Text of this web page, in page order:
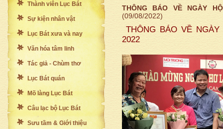
Thành viên Lục Bát
Sự kiện nhân vật
Lục Bát xưa và nay
Văn hóa tâm linh
Tác giả - Chùm thơ
Lục Bát quán
Mõ làng Lục Bát
Câu lạc bộ Lục Bát
Sưu tầm & Giới thiệu
THÔNG BÁO VỀ NGÀY
(09/08/2022)
THÔNG BÁO VỀ
2022